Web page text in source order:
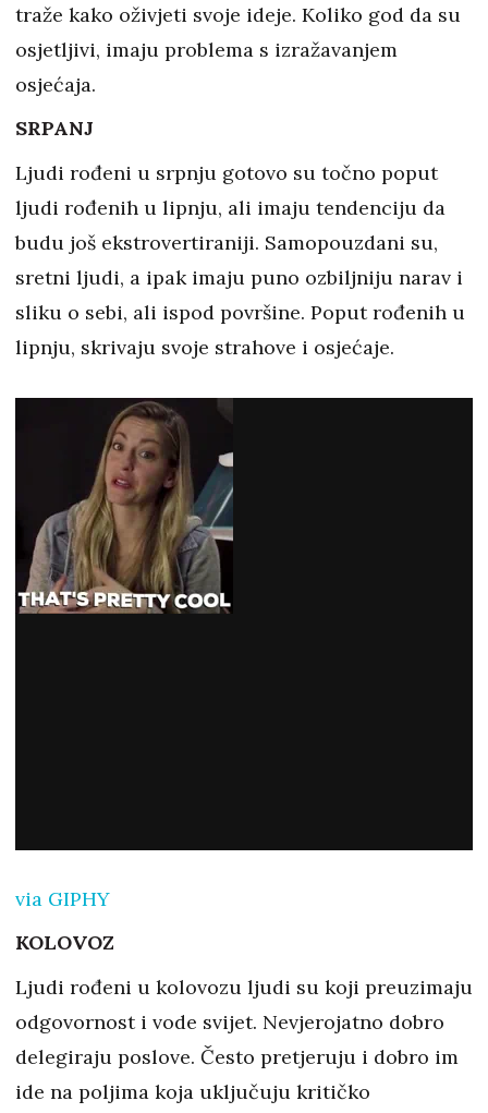
traže kako oživjeti svoje ideje. Koliko god da su
osjetljivi, imaju problema s izražavanjem
osjećaja.
SRPANJ
Ljudi rođeni u srpnju gotovo su točno poput
ljudi rođenih u lipnju, ali imaju tendenciju da
budu još ekstrovertiraniji. Samopouzdani su,
sretni ljudi, a ipak imaju puno ozbiljniju narav i
sliku o sebi, ali ispod površine. Poput rođenih u
lipnju, skrivaju svoje strahove i osjećaje.
via GIPHY
KOLOVOZ
Ljudi rođeni u kolovozu ljudi su koji preuzimaju
odgovornost i vode svijet. Nevjerojatno dobro
delegiraju poslove. Često pretjeruju i dobro im
ide na poljima koja uključuju kritičko